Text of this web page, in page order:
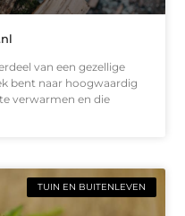
van een gezellige
bent naar hoogwaardig
verwarmen en die
TUIN EN BUITENLEVEN